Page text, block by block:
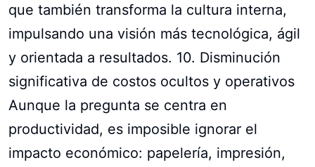
que también transforma la cultura interna,
impulsando una visión más tecnológica, ágil
y orientada a resultados. 10. Disminución
significativa de costos ocultos y operativos
Aunque la pregunta se centra en
productividad, es imposible ignorar el
impacto económico: papelería, impresión,